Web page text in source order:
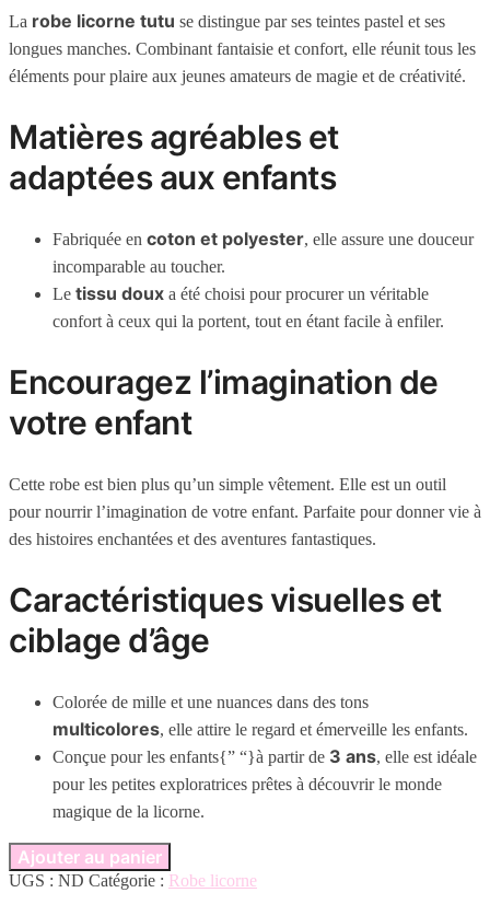
La robe licorne tutu se distingue par ses teintes pastel et ses
longues manches. Combinant fantaisie et confort, elle réunit tous les
éléments pour plaire aux jeunes amateurs de magie et de créativité.
Matières agréables et
adaptées aux enfants
Fabriquée en coton et polyester, elle assure une douceur
incomparable au toucher.
Le tissu doux a été choisi pour procurer un véritable
confort à ceux qui la portent, tout en étant facile à enfiler.
Encouragez l’imagination de
votre enfant
Cette robe est bien plus qu’un simple vêtement. Elle est un outil
pour nourrir l’imagination de votre enfant. Parfaite pour donner vie à
des histoires enchantées et des aventures fantastiques.
Caractéristiques visuelles et
ciblage d’âge
Colorée de mille et une nuances dans des tons
multicolores, elle attire le regard et émerveille les enfants.
Conçue pour les enfants{” “}à partir de 3 ans, elle est idéale
pour les petites exploratrices prêtes à découvrir le monde
magique de la licorne.
Ajouter au panier
UGS : ND Catégorie : Robe licorne